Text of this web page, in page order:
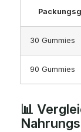
30 Gummies
90 Gummies
📊